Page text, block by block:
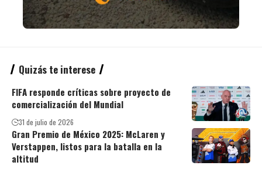
Quizás te interese
FIFA responde críticas sobre proyecto de
comercialización del Mundial
31 de julio de 2026
Gran Premio de México 2025: McLaren y
Verstappen, listos para la batalla en la
altitud